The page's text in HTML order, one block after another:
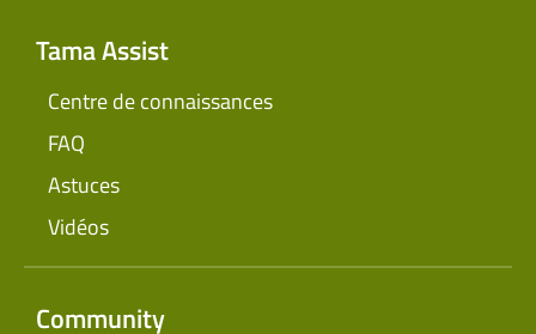
Tama Assist
Centre de connaissances
FAQ
Astuces
Vidéos
Community